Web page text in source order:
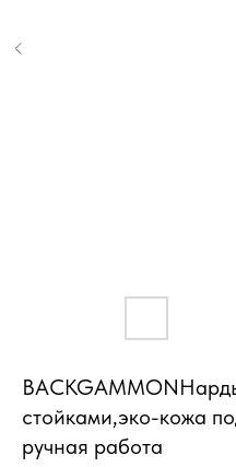
стойками,эко-кожа
ручная работа